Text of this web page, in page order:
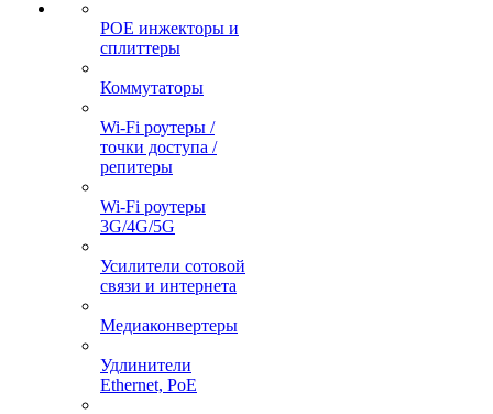
POE инжекторы и
сплиттеры
Коммутаторы
Wi-Fi роутеры /
точки доступа /
репитеры
Wi-Fi роутеры
3G/4G/5G
Усилители сотовой
связи и интернета
Медиаконвертеры
Удлинители
Ethernet, PoE